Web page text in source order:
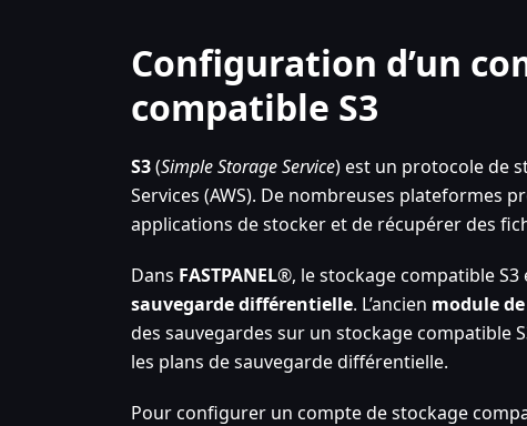
Configuration d’un
compatible S3
S3(Simple Storage Service) est un protocole de
Services (AWS). De nombreuses plateformes
applications de stocker et de récupérer des
Dans FASTPANEL®, le stockage compatible
sauvegarde différentielle. L’ancien module
des sauvegardes sur un stockage compatible
les plans de sauvegarde différentielle.
Pour configurer un compte de stockage